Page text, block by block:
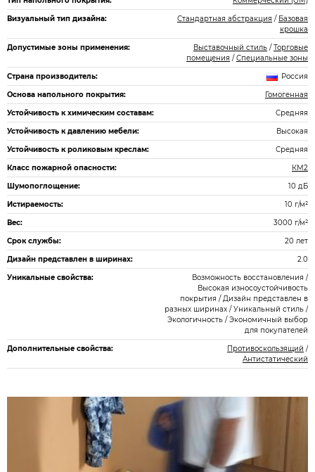
Визуальный тип дизайна:
Стандартная абстракция / Базовая
крошка
Допустимые зоны применения:
Выставочный стиль /Торговые
помещения /Специальные зоны
Страна производитель:
Россия
Основа напольного покрытия:
Гомогенная
Устойчивость к химическим составам:
Средняя
Устойчивость к давлению мебели:
Высокая
Устойчивость к роликовым креслам:
Средняя
Класс пожарной опасности:
КМ2
Шумопоглощение:
10 дБ
Истираемость:
10 г/м²
Вес:
3000 г/м²
Срок службы:
20 лет
Дизайн представлен в ширинах:
2.0
Уникальные свойства:
Возможность восстановления /
Высокая износоустойчивость
покрытия / Дизайн представлен в
разных ширинах / Уникальный стиль /
Экологичность / Экономичный выбор
для покупателей
Дополнительные свойства:
Противоскользящий /
Антистатический